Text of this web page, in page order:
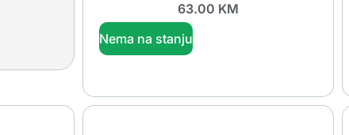
63.00 KM
Nema na stanju